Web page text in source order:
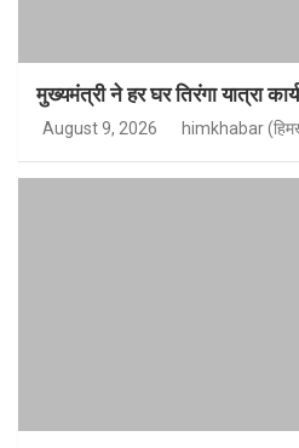
मुख्यमंत्री ने हर घर तिरंगा यात्रा
August 9, 2026 himkhabar